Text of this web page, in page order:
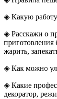
◈ Какую
◈ Расскажи о
приготовления
жарить,
◈ Как можно
◈ Какие
декоратор,